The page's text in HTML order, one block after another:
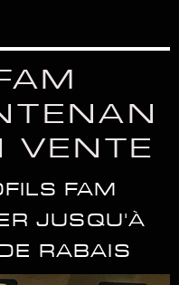
VENTE
FAM
JUSQU'À
RABAIS